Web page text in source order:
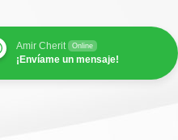
Amir Cherit Online
¡Envíame un mensaje!